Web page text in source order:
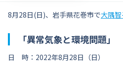
8月28日(日)、岩手県花巻市で大隅
「異常気象と環境問題」
日 時：2022年8月28日（日）